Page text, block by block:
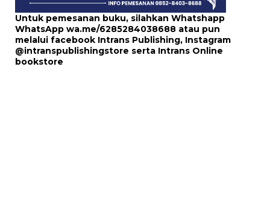
Untuk pemesanan buku, silahkan Whatshapp
WhatsApp wa.me/6285284038688 atau pun
melalui facebook Intrans Publishing, Instagram
@intranspublishingstore serta Intrans Online
bookstore